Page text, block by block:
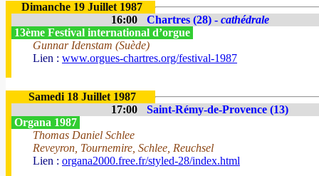
Dimanche 19 Juillet 1987
16:00
Chartres (28) - cathédrale
13ème Festival international d’orgue
Gunnar Idenstam (Suède)
Lien : www.orgues-chartres.org/festival-1987
Samedi 18 Juillet 1987
17:00
Saint-Rémy-de-Provence (13)
Organa 1987
Thomas Daniel Schlee
Reveyron, Tournemire, Schlee, Reuchsel
Lien : organa2000.free.fr/styled-28/index.html